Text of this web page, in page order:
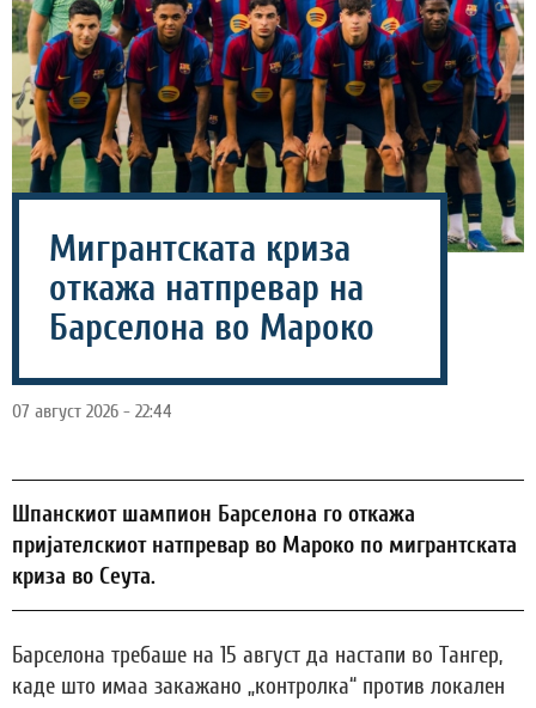
Мигрантската криза
откажа натпревар на
Барселона во Мароко
07 август 2026 - 22:44
Шпанскиот шампион Барселона го откажа
пријателскиот натпревар во Мароко по мигрантската
криза во Сеута.
Барселона требаше на 15 август да настапи во Тангер,
каде што имаа закажано „контролка“ против локален